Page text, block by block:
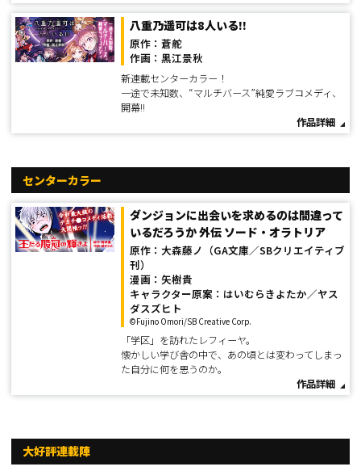
八重乃遥可は8人いる!!
原作：蒼舵
作画：黒江景秋
新連載センターカラー！
一途で未知数、“マルチバース”純愛ラブコメディ、
開幕!!
作品詳細
センターカラー
ダンジョンに出会いを求めるのは間違って
いるだろうか 外伝 ソード・オラトリア
原作：大森藤ノ（GA文庫／SBクリエイティブ
刊）
漫画：矢樹貴
キャラクター原案：はいむらきよたか／ヤス
ダスズヒト
©Fujino Omori/SB Creative Corp.
「学区」を訪れたレフィーヤ。
懐かしい学び舎の中で、あの頃とは変わってしまっ
た自分に何を思うのか。
作品詳細
大好評連載陣